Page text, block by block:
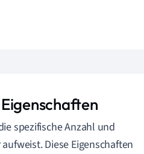
spezifische Anzahl und
Diese Eigenschaften